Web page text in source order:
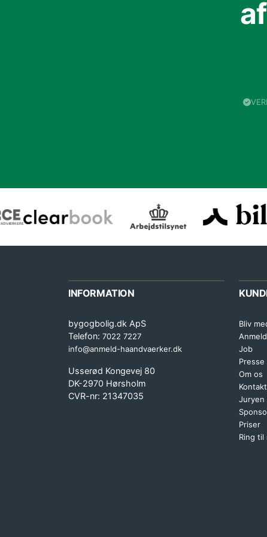
INFORMATION
bygogbolig.dk ApS
Telefon: 7022 7227
info@anmeld-haandvaerker.dk
Usserød Kongevej 80
DK-2970 Hørsholm
CVR-nr: 21347035
Bliv
Job
Presse
Om os
Kontakt
Juryen
Priser
Ring til